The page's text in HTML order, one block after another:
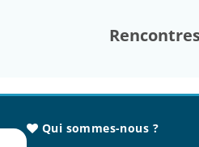
Qui sommes-nous ?